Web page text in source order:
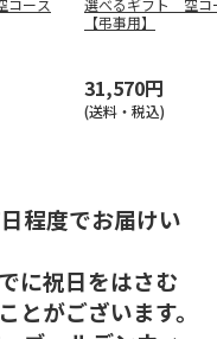
ース
選べるギフト 空コ
【弔事用】
31,570円
(送料・税込)
程度でお届けい
に祝日をはさむ
とがございます。